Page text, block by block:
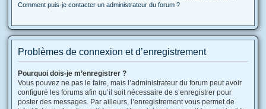
Comment puis-je contacter un administrateur du forum ?
Problèmes de connexion et d’enregistrement
Pourquoi dois-je m’enregistrer ?
Vous pouvez ne pas le faire, mais l’administrateur du forum peut avoir
configuré les forums afin qu’il soit nécessaire de s’enregistrer pour
poster des messages. Par ailleurs, l’enregistrement vous permet de